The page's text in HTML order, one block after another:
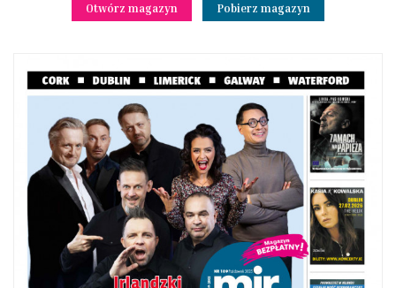
Otwórz magazyn
Pobierz magazyn